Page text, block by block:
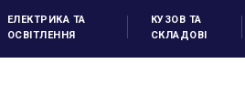
ЕЛЕКТРИКА ТА
ОСВІТЛЕННЯ
КУЗОВ ТА
СКЛАДОВІ